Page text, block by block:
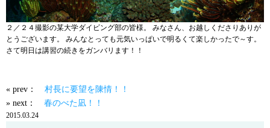
２／２４撮影の某大学ダイビング部の皆様。 みなさん、お越しくださりありが
とうございます。 みんなとっても元気いっぱいで明るくて楽しかったで～す。
さて明日は講習の続きをガンバリます！！
« prev： 村長に要望を陳情！！
» next： 春のべた凪！！
2015.03.24